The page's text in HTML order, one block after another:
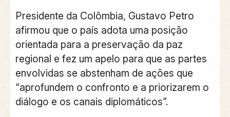
Presidente da Colômbia, Gustavo Petro
afirmou que o país adota uma posição
orientada para a preservação da paz
regional e fez um apelo para que as partes
envolvidas se abstenham de ações que
“aprofundem o confronto e a priorizarem o
diálogo e os canais diplomáticos”.